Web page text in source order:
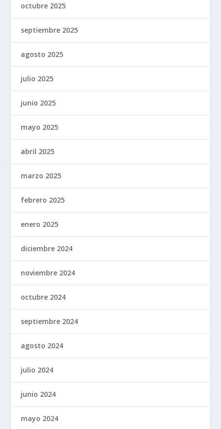
octubre 2025
septiembre 2025
agosto 2025
julio 2025
junio 2025
mayo 2025
abril 2025
marzo 2025
febrero 2025
enero 2025
diciembre 2024
noviembre 2024
octubre 2024
septiembre 2024
agosto 2024
julio 2024
junio 2024
mayo 2024